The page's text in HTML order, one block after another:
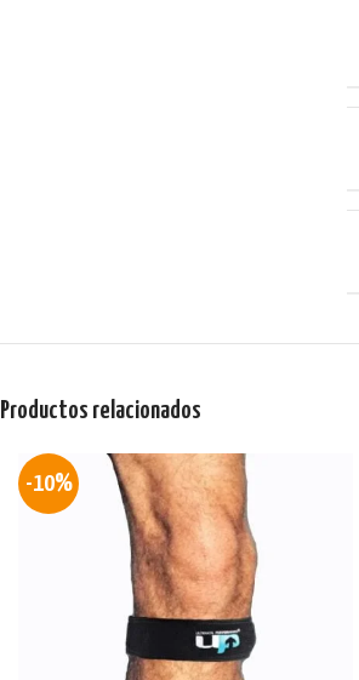
Productos relacionados
-10%